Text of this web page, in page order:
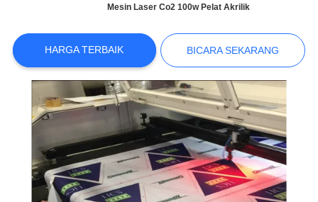
BICARA
SEKARANG
COMPANY
NEWS
SITEMAP
Mesin Laser Co2 100w Pelat Akrilik
HARGA TERBAIK BICARA SEKARANG